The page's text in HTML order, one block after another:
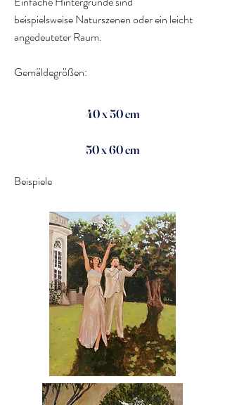
beispielsweiseNaturszenen oder ein leicht
angedeuteter Raum.
Gemäldegrößen:
40 x 50 cm
50 x 60 cm
Beispiele